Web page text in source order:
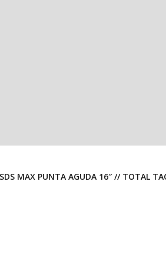
MAX PUNTA AGUDA 16″ // TOTAL